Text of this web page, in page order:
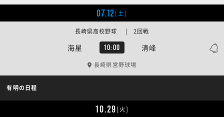
07.12[土]
海星 10:00 清峰
長崎県高校野球 | 2回戦
長崎県営野球場
有明の日程
10.29[火]